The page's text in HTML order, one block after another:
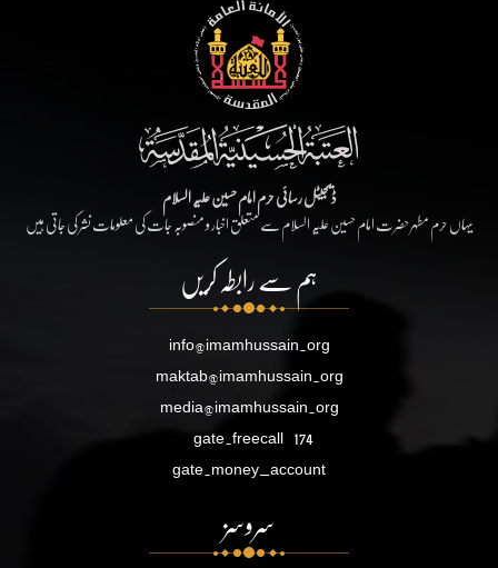
ڈیجیٹل رسائی حرم امام حسین علیہ السلام
یہاں حرم مطہر حضرت امام حسین علیہ السلام سے متعلق اخبار و منصوبہ جات کی معلومات نشر کی جاتی ہیں
ہم سے رابطہ کریں
info@imamhussain.org
maktab@imamhussain.org
media@imamhussain.org
gate.freecall 174
gate.money_account
سروسز